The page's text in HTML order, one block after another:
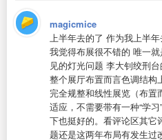
magicmice
上半年去的了 作为我上半
我觉得布展很不错的 唯一
见的灯光问题 李大钊绞刑
整个展厅布置而言色调结构
完全规整和线性展览（布置
适应，不需要带有一种“学
下也挺好的。看评论区其它
题还是这两年布局有发生过